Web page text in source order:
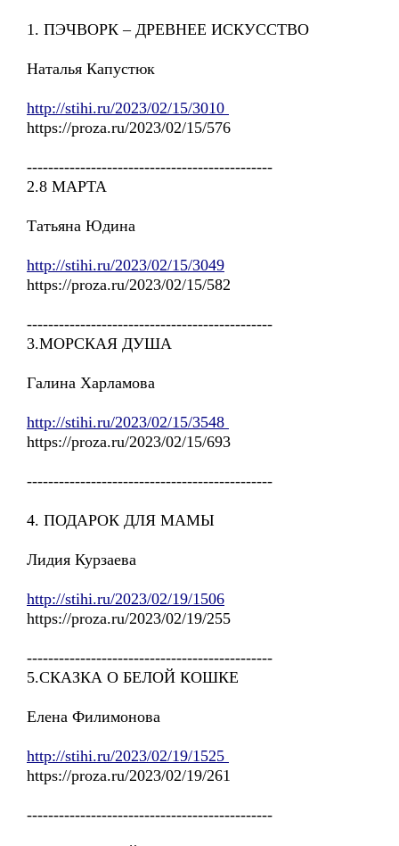
1. ПЭЧВОРК – ДРЕВНЕЕ ИСКУССТВО
Наталья Капустюк
http://stihi.ru/2023/02/15/3010
https://proza.ru/2023/02/15/576
----------------------------------------------
2.8 МАРТА
Татьяна Юдина
http://stihi.ru/2023/02/15/3049
https://proza.ru/2023/02/15/582
----------------------------------------------
3.МОРСКАЯ ДУША
Галина Харламова
http://stihi.ru/2023/02/15/3548
https://proza.ru/2023/02/15/693
----------------------------------------------
4. ПОДАРОК ДЛЯ МАМЫ
Лидия Курзаева
http://stihi.ru/2023/02/19/1506
https://proza.ru/2023/02/19/255
----------------------------------------------
5.СКАЗКА О БЕЛОЙ КОШКЕ
Елена Филимонова
http://stihi.ru/2023/02/19/1525
https://proza.ru/2023/02/19/261
----------------------------------------------